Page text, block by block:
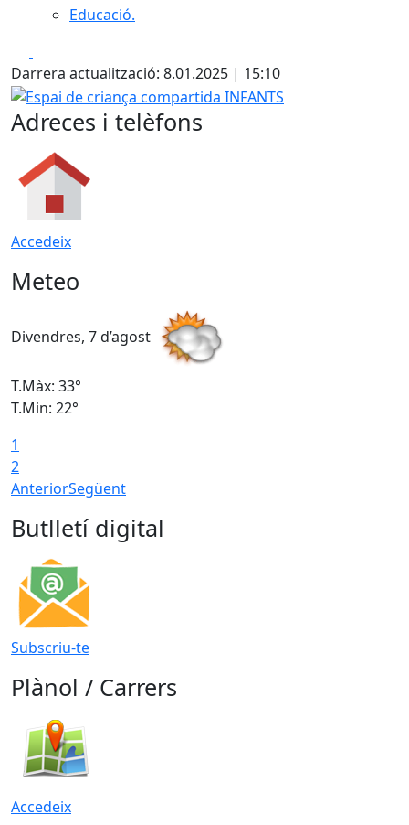
Educació.
Darrera actualització: 8.01.2025 | 15:10
Espai de criança compartida INFANTS
Adreces i telèfons
Accedeix
Meteo
Divendres, 7 d’agost
T.Màx: 33°
T.Min: 22°
1
2
AnteriorSegüent
Butlletí digital
Subscriu-te
Plànol / Carrers
Accedeix